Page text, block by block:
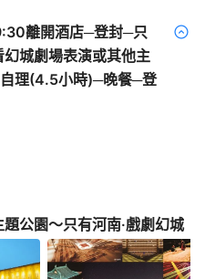
離開酒店─登封─只
城劇場表演或其他主
理(4.5小時)─晚餐─登
公園～只有河南·戲劇幻城